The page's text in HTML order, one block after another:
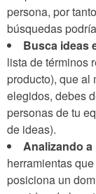
persona, por
búsquedas
Busca ideas
lista de términos
producto), que al
elegidos, debes
personas de tu
de ideas).
Analizando
herramientas
posiciona un